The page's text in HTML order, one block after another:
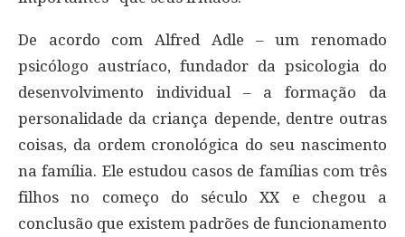
De acordo com Alfred Adle – um renomado
psicólogo austríaco, fundador da psicologia do
desenvolvimento individual – a formação da
personalidade da criança depende, dentre outras
coisas, da ordem cronológica do seu nascimento
na família. Ele estudou casos de famílias com três
filhos no começo do século XX e chegou a
conclusão que existem padrões de funcionamento